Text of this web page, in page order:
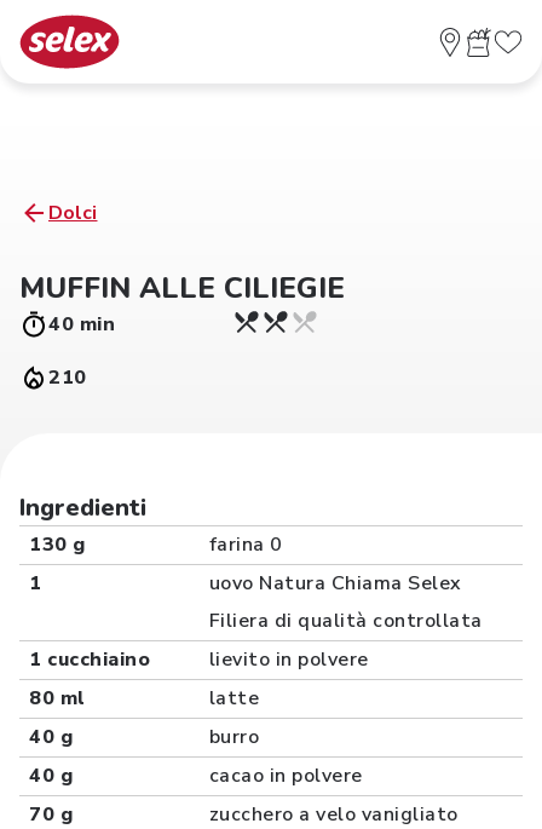
Dolci
MUFFIN ALLE CILIEGIE
40 min
210
Ingredienti
130 g
farina 0
1
uovo Natura Chiama Selex
Filiera di qualità controllata
1 cucchiaino
lievito in polvere
80 ml
latte
40 g
burro
40 g
cacao in polvere
70 g
zucchero a velo vanigliato